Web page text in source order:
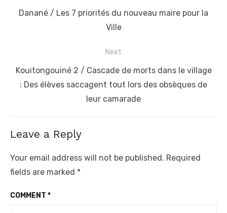
navigation
Previous
Danané / Les 7 priorités du nouveau maire pour la
Ville
Next
Next
post:
Kouitongouiné 2 / Cascade de morts dans le village
: Des élèves saccagent tout lors des obsèques de
leur camarade
Leave a Reply
Your email address will not be published. Required
fields are marked *
COMMENT *